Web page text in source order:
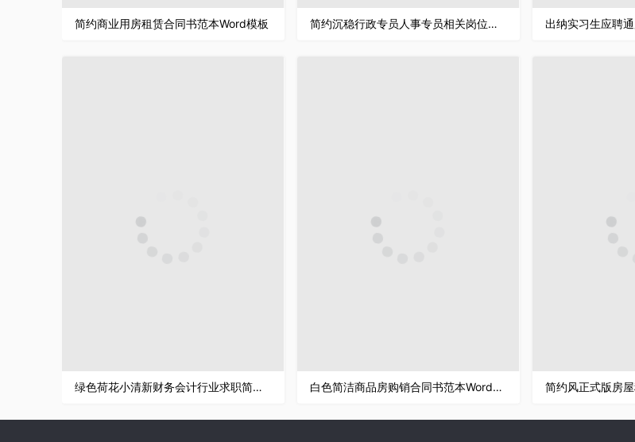
简约商业用房租赁合同书范本Word模板 简约沉稳行政专员人事专员相关岗位个人简历Word模板 出纳实习生应聘
绿色荷花小清新财务会计行业求职简历Word模板 白色简洁商品房购销合同书范本Word模板